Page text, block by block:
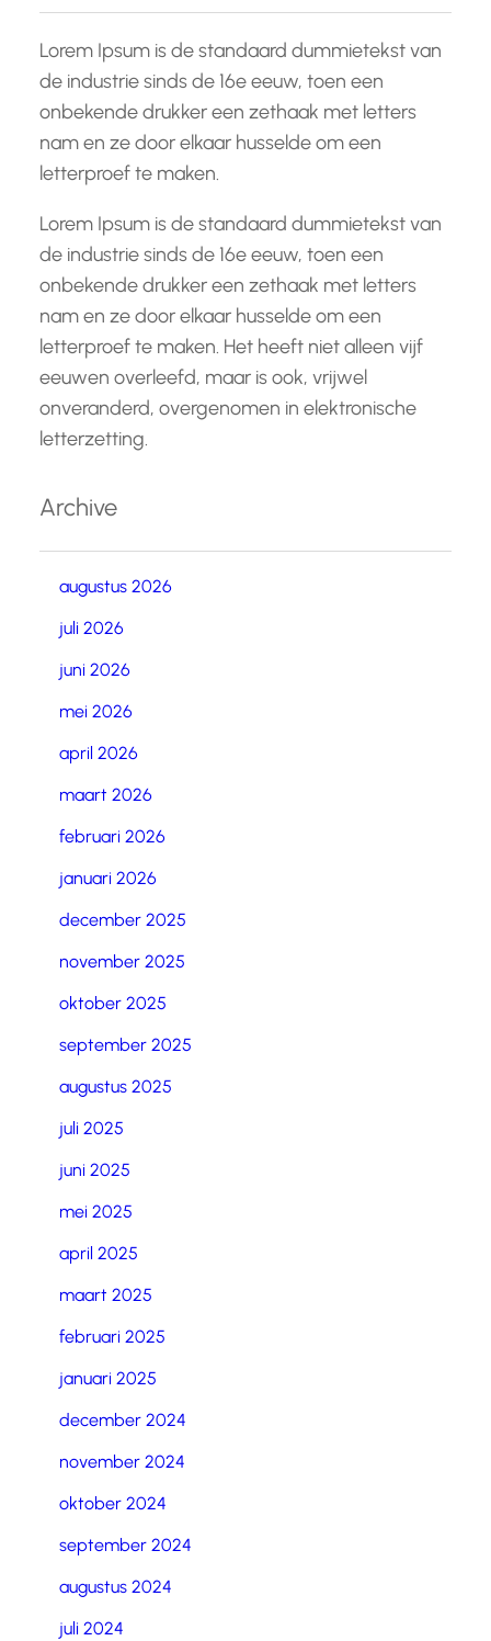
Lorem Ipsum is de standaard dummietekst van
de industrie sinds de 16e eeuw, toen een
onbekende drukker een zethaak met letters
nam en ze door elkaar husselde om een
letterproef te maken.
Lorem Ipsum is de standaard dummietekst van
de industrie sinds de 16e eeuw, toen een
onbekende drukker een zethaak met letters
nam en ze door elkaar husselde om een
letterproef te maken. Het heeft niet alleen vijf
eeuwen overleefd, maar is ook, vrijwel
onveranderd, overgenomen in elektronische
letterzetting.
Archive
augustus 2026
juli 2026
juni 2026
mei 2026
april 2026
maart 2026
februari 2026
januari 2026
december 2025
november 2025
oktober 2025
september 2025
augustus 2025
juli 2025
juni 2025
mei 2025
april 2025
maart 2025
februari 2025
januari 2025
december 2024
november 2024
oktober 2024
september 2024
augustus 2024
juli 2024